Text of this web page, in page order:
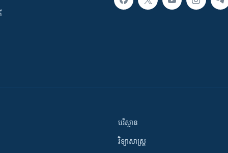
បរិស្ថាន
វិទ្យាសាស្រ្ត